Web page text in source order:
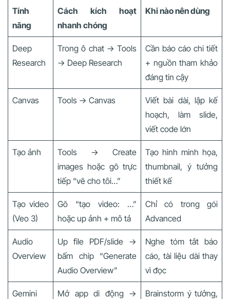
Tính
năng
Cách kích hoạt
nhanh chóng
Khi nào nên dùng
Deep
Research
Trong ô chat → Tools
→ Deep Research
Cần báo cáo chi tiết
+ nguồn tham khảo
đáng tin cậy
Canvas Tools → Canvas
Viết bài dài, lập kế
hoạch, làm slide,
viết code lớn
Tạo ảnh
Tools → Create
images hoặc gõ trực
tiếp “vẽ cho tôi…”
Tạo hình minh họa,
thumbnail, ý tưởng
thiết kế
Tạo video
(Veo 3)
Gõ “tạo video: …”
hoặc up ảnh + mô tả
Chỉ có trong gói
Advanced
Audio
Overview
Up file PDF/slide →
bấm chip “Generate
Audio Overview”
Nghe tóm tắt báo
cáo, tài liệu dài thay
vì đọc
Gemini
Mở app di động →
Brainstorm ý tưởng,